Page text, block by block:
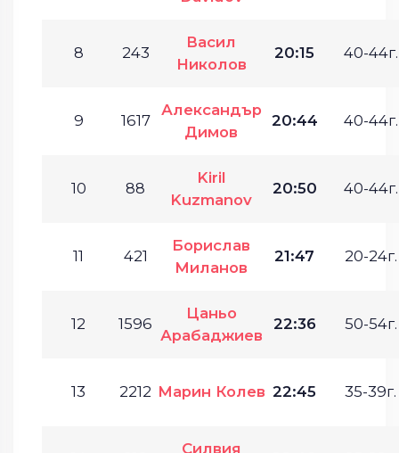
8 243
Васил
Николов
20:15 40-44г.
9 1617
Александър
Димов
20:44 40-44г.
10 88
Kiril
Kuzmanov
20:50 40-44г.
11 421
Борислав
Миланов
21:47 20-24г.
12 1596
Цаньо
Арабаджиев
22:36 50-54г.
13 2212 Марин Колев 22:45 35-39г.
Силвия